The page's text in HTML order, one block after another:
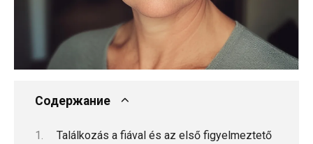
Содержание
Találkozás a fiával és az első figyelmeztető